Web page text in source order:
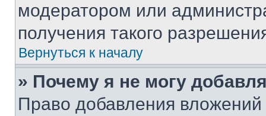
модератором или
получения такого
Вернуться к началу
» Почему я не могу
Право добавления